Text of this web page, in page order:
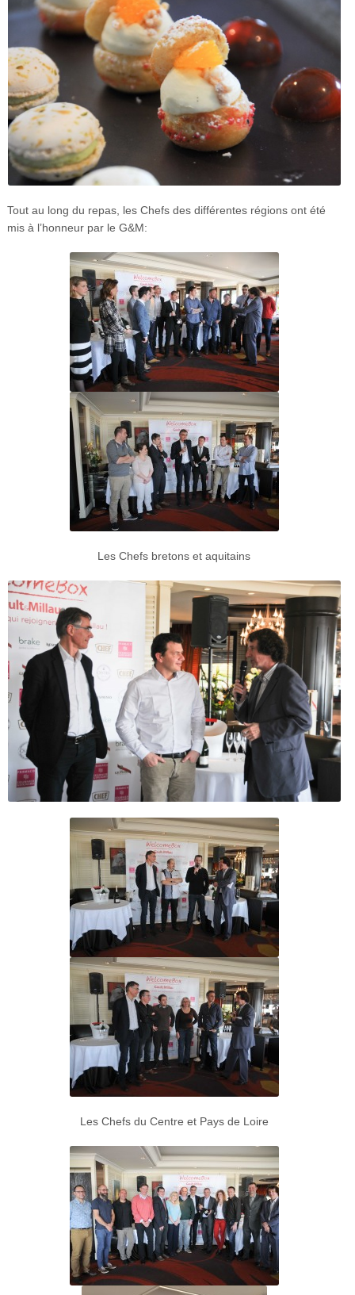
Tout au long du repas, les Chefs des différentes régions ont été
mis à l’honneur par le G&M:
Les Chefs bretons et aquitains
Les Chefs du Centre et Pays de Loire